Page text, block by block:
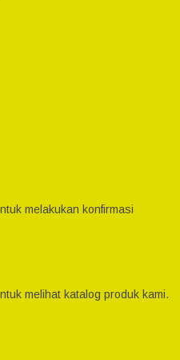
melakukan konfirmasi
melihat katalog produk kami.